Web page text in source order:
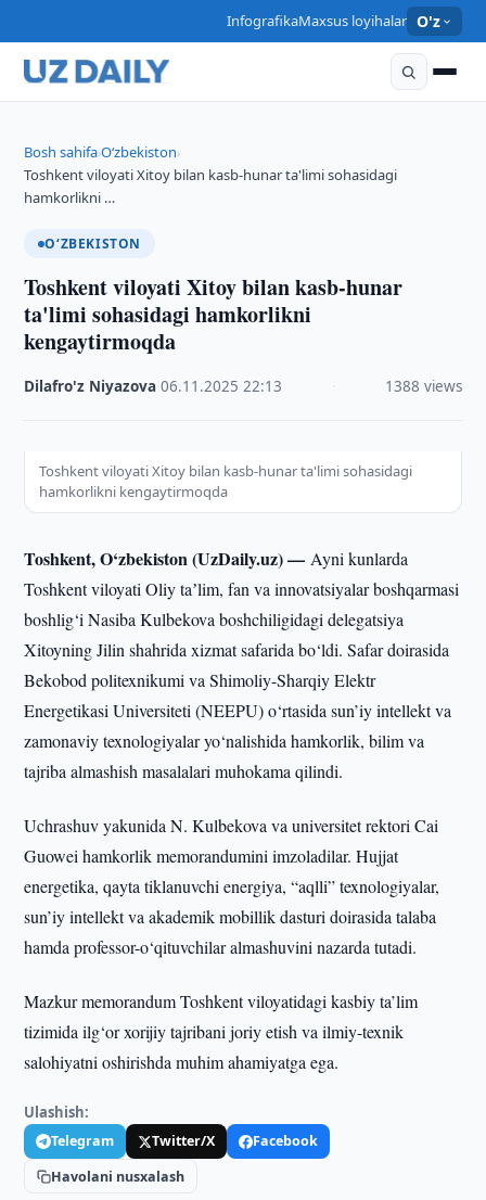
InfografikaMaxsus loyihalar O'z
Bosh sahifa›O‘zbekiston›
Toshkent viloyati Xitoy bilan kasb-hunar ta'limi sohasidagi
hamkorlikni …
O‘ZBEKISTON
Toshkent viloyati Xitoy bilan kasb-hunar
ta'limi sohasidagi hamkorlikni
kengaytirmoqda
Dilafro'z Niyazova ·06.11.2025 ·22:13 1388 views
Toshkent viloyati Xitoy bilan kasb-hunar ta'limi sohasidagi
hamkorlikni kengaytirmoqda
Toshkent, O‘zbekiston (UzDaily.uz) —Ayni kunlarda
Toshkent viloyati Oliy taʼlim, fan va innovatsiyalar boshqarmasi
boshlig‘i Nasiba Kulbekova boshchiligidagi delegatsiya
Xitoyning Jilin shahrida xizmat safarida bo‘ldi. Safar doirasida
Bekobod politexnikumi va Shimoliy-Sharqiy Elektr
Energetikasi Universiteti (NEEPU) o‘rtasida sun’iy intellekt va
zamonaviy texnologiyalar yo‘nalishida hamkorlik, bilim va
tajriba almashish masalalari muhokama qilindi.
Uchrashuv yakunida N. Kulbekova va universitet rektori Cai
Guowei hamkorlik memorandumini imzoladilar. Hujjat
energetika, qayta tiklanuvchi energiya, “aqlli” texnologiyalar,
sun’iy intellekt va akademik mobillik dasturi doirasida talaba
hamda professor-o‘qituvchilar almashuvini nazarda tutadi.
Mazkur memorandum Toshkent viloyatidagi kasbiy ta’lim
tizimida ilg‘or xorijiy tajribani joriy etish va ilmiy-texnik
salohiyatni oshirishda muhim ahamiyatga ega.
Ulashish:
Telegram Twitter/X
Facebook
Havolani nusxalash